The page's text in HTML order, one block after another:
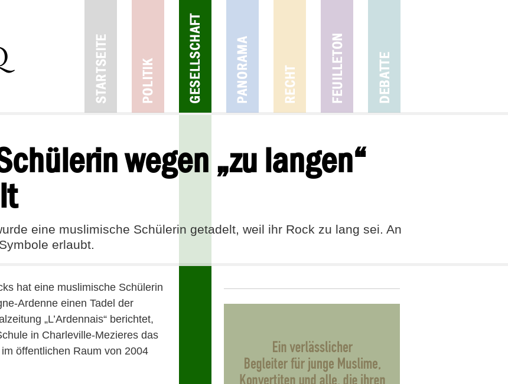
wegen „zu langen“
eine muslimische Schülerin getadelt, weil ihr Rock zu lang sei. An
erlaubt.
hat eine muslimische Schülerin
Ardenne einen Tadel der
„L’Ardennais“ berichtet,
in Charleville-Mezieres das
öffentlichen Raum von 2004